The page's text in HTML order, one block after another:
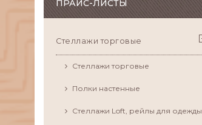
ПРАЙС-ЛИСТЫ
Стеллажи торговые
Стеллажи торговые
Полки настенные
Стеллажи Loft, рейлы для одежды